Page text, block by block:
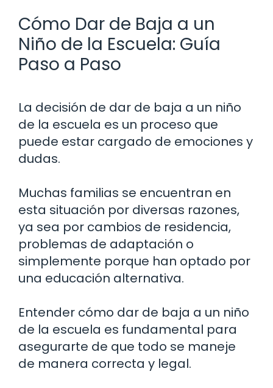
Cómo Dar de Baja a un
Niño de la Escuela: Guía
Paso a Paso
La decisión de dar de baja a un niño
de la escuela es un proceso que
puede estar cargado de emociones y
dudas.
Muchas familias se encuentran en
esta situación por diversas razones,
ya sea por cambios de residencia,
problemas de adaptación o
simplemente porque han optado por
una educación alternativa.
Entender cómo dar de baja a un niño
de la escuela es fundamental para
asegurarte de que todo se maneje
de manera correcta y legal.